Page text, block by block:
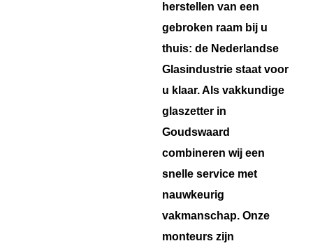
herstellen van een
gebroken raam bij u
thuis: de Nederlandse
Glasindustrie staat voor
u klaar. Als vakkundige
glaszetter in
Goudswaard
combineren wij een
snelle service met
nauwkeurig
vakmanschap. Onze
monteurs zijn